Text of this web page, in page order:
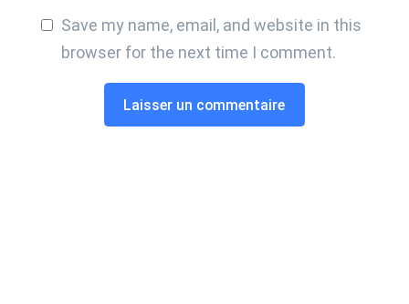
Save my name, email, and website in this
browser for the next time I comment.